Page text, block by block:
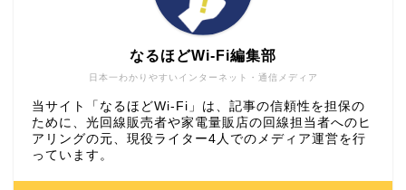
日本一わかりやすいインターネット・通信メディア
なるほどWi-Fi編集部
当サイト「なるほどWi-Fi」は、記事の信頼性を担保の
ために、光回線販売者や家電量販店の回線担当者へのヒ
アリングの元、現役ライター4人でのメディア運営を行
っています。